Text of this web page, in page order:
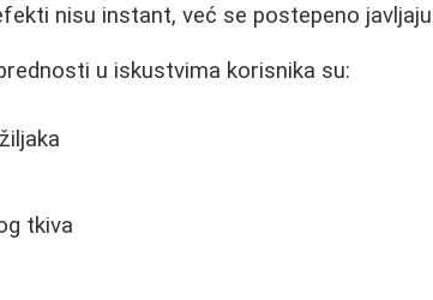
nisu instant, već se postepeno
u iskustvima korisnika su:
tkiva